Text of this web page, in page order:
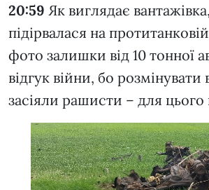
20:59 Як виглядає
підірвалася на
фото залишки від 10 тонної
відгук війни, бо розмінувати
засіяли рашисти – для цього